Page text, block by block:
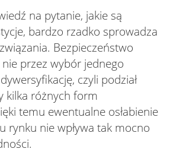
na pytanie, jakie są
bardzo rzadko sprowadza
Bezpieczeństwo
przez wybór jednego
czyli podział
kilka różnych form
temu ewentualne osłabienie
rynku nie wpływa tak mocno